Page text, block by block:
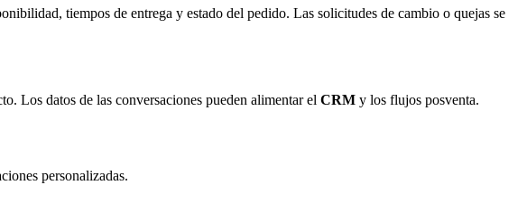
tiempos de entrega y estado del pedido. Las solicitudes de cambio o quejas se
Los datos de las conversaciones pueden alimentar el CRM y los flujos posventa.
personalizadas.